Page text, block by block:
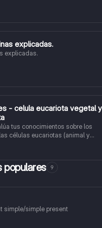
explicadas.
explicadas.
- celula eucariota vegetal y
tus conocimientos sobre los
células eucariotas (animal y
populares 9
simple/simple present